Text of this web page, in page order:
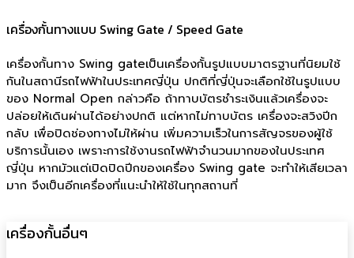
เครื่องกั้นทางแบบ Swing Gate / Speed Gate
เครื่องกั้นทาง Swing gateเป็นเครื่องกั้นรูปแบบมาตรฐานที่นิยมใช้
กันในสถานีรถไฟฟ้าในประเทศญี่ปุ่น ปกติที่ญี่ปุ่นจะเลือกใช้ในรูปแบบ
ของ Normal Open กล่าวคือ ถ้าทาบบัตรชำระเงินแล้วเครื่องจะ
ปล่อยให้เดินผ่านได้อย่างปกติ แต่หากไม่ทาบบัตร เครื่องจะสวิงปีก
กลับ เพื่อปิดช่องทางไม่ให้ผ่าน เพิ่มความเร็วในการสัญจรของผู้ใช้
บริการนั้นเอง เพราะการใช้งานรถไฟฟ้าจำนวนมากของในประเทศ
ญี่ปุ่น หากมัวแต่เปิดปิดปีกของเครื่อง Swing gate จะทำให้เสียเวลา
มาก จึงเป็นอีกเครื่องที่แนะนำให้ใช้ในทุกสถานที่
เครื่องกั้นอื่นๆ